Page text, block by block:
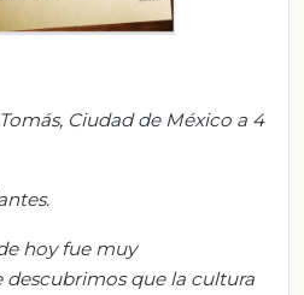
Ciudad de México a 4
.
hoy fue muy
que la cultura